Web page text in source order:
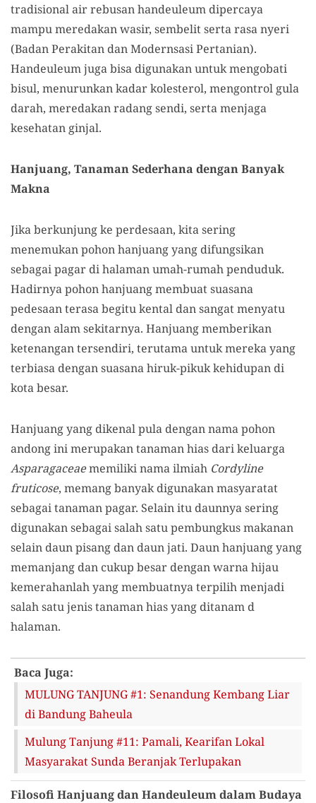
tradisional air rebusan handeuleum dipercaya
mampu meredakan wasir, sembelit serta rasa nyeri
(Badan Perakitan dan Modernsasi Pertanian).
Handeuleum juga bisa digunakan untuk mengobati
bisul, menurunkan kadar kolesterol, mengontrol gula
darah, meredakan radang sendi, serta menjaga
kesehatan ginjal.
Hanjuang, Tanaman Sederhana dengan Banyak
Makna
Jika berkunjung ke perdesaan, kita sering
menemukan pohon hanjuang yang difungsikan
sebagai pagar di halaman umah-rumah penduduk.
Hadirnya pohon hanjuang membuat suasana
pedesaan terasa begitu kental dan sangat menyatu
dengan alam sekitarnya. Hanjuang memberikan
ketenangan tersendiri, terutama untuk mereka yang
terbiasa dengan suasana hiruk-pikuk kehidupan di
kota besar.
Hanjuang yang dikenal pula dengan nama pohon
andong ini merupakan tanaman hias dari keluarga
Asparagaceaememiliki nama ilmiah Cordyline
fruticose, memang banyak digunakan masyaratat
sebagai tanaman pagar. Selain itu daunnya sering
digunakan sebagai salah satu pembungkus makanan
selain daun pisang dan daun jati. Daun hanjuang yang
memanjang dan cukup besar dengan warna hijau
kemerahanlah yang membuatnya terpilih menjadi
salah satu jenis tanaman hias yang ditanam d
halaman.
Baca Juga:
MULUNG TANJUNG #1: Senandung Kembang Liar
di Bandung Baheula
Mulung Tanjung #11: Pamali, Kearifan Lokal
Masyarakat Sunda Beranjak Terlupakan
Filosofi Hanjuang dan Handeuleum dalam Budaya